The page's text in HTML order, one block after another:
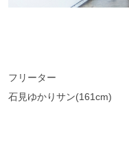
フリーター
石見ゆかりサン(161cm)